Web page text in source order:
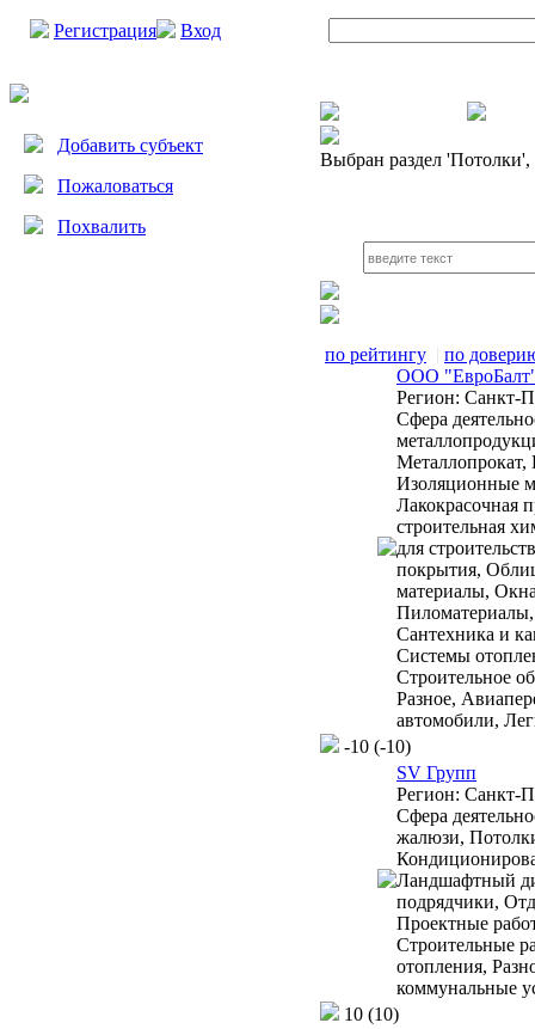
Регистрация Вход
Добавить субъект
Пожаловаться
Похвалить
Выбран раздел 'Потолки',
по рейтингу | по
ООО
Регион: Санкт-
Сфера
Изоляционные
Лакокрасочная
строительная
для
покрытия,
материалы,
Сантехника и
Системы
Строительное
Разное,
автомобили,
-10 (-10)
SV Групп
Регион: Санкт-
Сфера
жалюзи,
Ландшафтный
подрядчики,
Проектные
Строительные
отопления,
коммунальные
10 (10)